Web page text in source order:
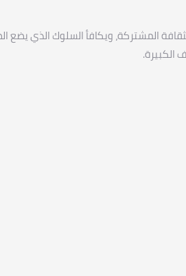
المشتركة، ويكافأ السلوك الذي يضع
الكبيرة.